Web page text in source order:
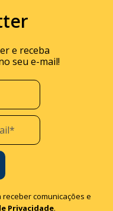
e receba
seu e-mail!
comunicações e
Privacidade.